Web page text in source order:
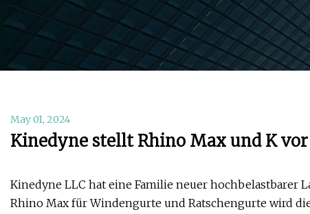
May 01, 2024
Kinedyne stellt Rhino Max und K vor
Kinedyne LLC hat eine Familie neuer hochbelastbarer
Rhino Max für Windengurte und Ratschengurte wird